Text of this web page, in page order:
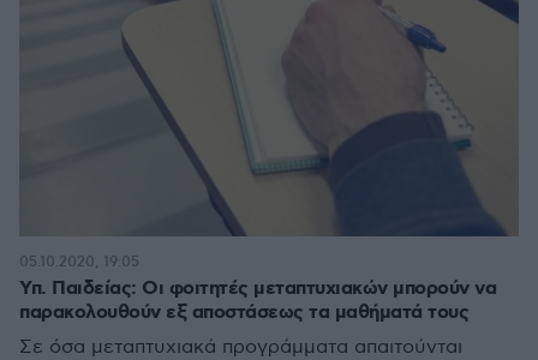
Υπ. Παιδείας: Οι φοιτητές μεταπτυχιακών μπορούν να
παρακολουθούν εξ αποστάσεως τα μαθήματά τους
Σε όσα μεταπτυχιακά προγράμματα απαιτούνται
05.10.2020, 19:05